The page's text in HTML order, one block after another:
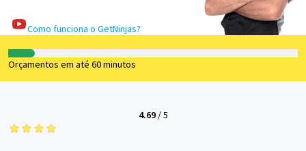
Como funciona o GetNinjas?
Orçamentos em até 60 minutos
4.69/5